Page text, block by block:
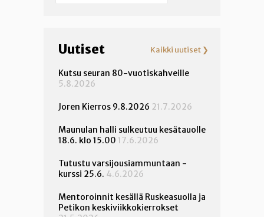
Uutiset Kaikki uutiset ❯
Kutsu seuran 80-vuotiskahveille
5.8.2026
Joren Kierros 9.8.2026 21.7.2026
Maunulan halli sulkeutuu kesätauolle
18.6. klo 15.00 17.6.2026
Tutustu varsijousiammuntaan -
kurssi 25.6. 4.6.2026
Mentoroinnit kesällä Ruskeasuolla ja
Petikon keskiviikkokierrokset